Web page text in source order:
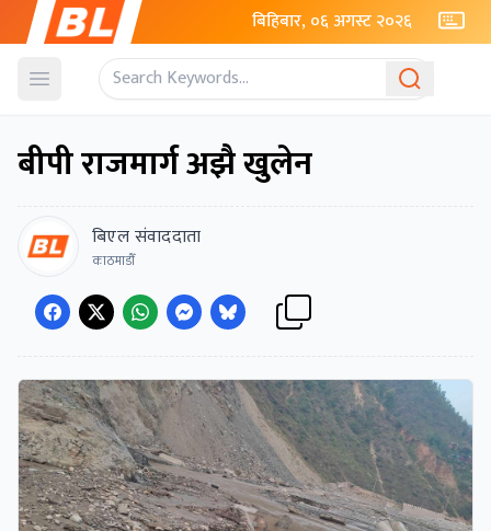
बिहिबार, ०६ अगस्ट २०२६
Open menu
बीपी राजमार्ग अझै खुलेन
बिएल संवाददाता
काठमाडौँ